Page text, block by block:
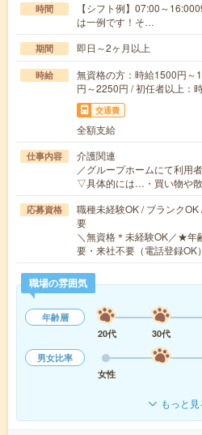
時間
【シフト例】07:00～
は一例です！そ…
期間 即日～2ヶ月以上
時給
無資格の方：時給1500円～
円～2250円 / 初任者以上：
交通費
全額支給
仕事内容
介護関連
／グループホームにて利用
▽具体的には…・買い物や
応募資格
職種未経験OK / ブランク
要
＼無資格＊未経験OK／★年
要・来社不要（電話登録
職場の雰囲気
年齢層
20代
30代
男女比率
女性
もっと見